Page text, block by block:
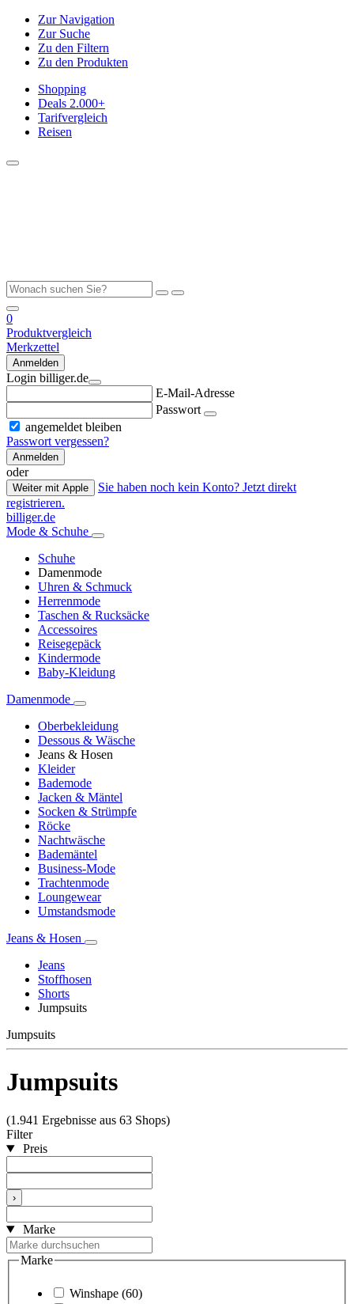
Zur Navigation
Zur Suche
Zu den Filtern
Zu den Produkten
Shopping
Deals 2.000+
Tarifvergleich
Reisen
0
Produktvergleich
Merkzettel
Anmelden
Login billiger.de
E-Mail-Adresse
Passwort
angemeldet bleiben
Passwort vergessen?
Anmelden
oder
Weiter mit Apple
Sie haben noch kein Konto? Jetzt direkt
registrieren.
billiger.de
Mode & Schuhe
Schuhe
Damenmode
Uhren & Schmuck
Herrenmode
Taschen & Rucksäcke
Accessoires
Reisegepäck
Kindermode
Baby-Kleidung
Damenmode
Oberbekleidung
Dessous & Wäsche
Jeans & Hosen
Kleider
Bademode
Jacken & Mäntel
Socken & Strümpfe
Röcke
Nachtwäsche
Bademäntel
Business-Mode
Trachtenmode
Loungewear
Umstandsmode
Jeans & Hosen
Jeans
Stoffhosen
Shorts
Jumpsuits
Jumpsuits
Jumpsuits
(1.941 Ergebnisse aus 63 Shops)
Filter
Preis
›
Marke
Marke
Winshape (60)